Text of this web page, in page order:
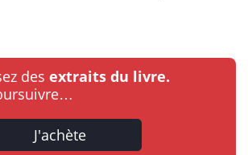
des extraits du livre.
J'achète